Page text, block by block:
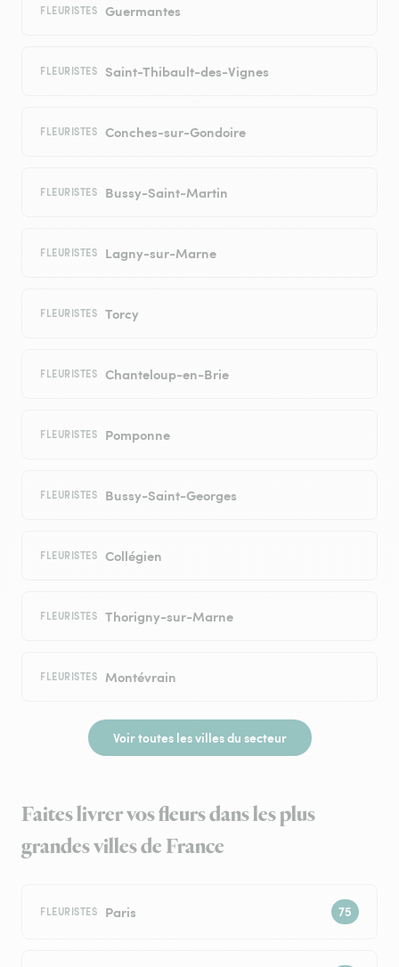
FLEURISTES Guermantes
FLEURISTES Saint-Thibault-des-Vignes
FLEURISTES Conches-sur-Gondoire
FLEURISTES Bussy-Saint-Martin
FLEURISTES Lagny-sur-Marne
FLEURISTES Torcy
FLEURISTES Chanteloup-en-Brie
FLEURISTES Pomponne
FLEURISTES Bussy-Saint-Georges
FLEURISTES Collégien
FLEURISTES Thorigny-sur-Marne
FLEURISTES Montévrain
Voir toutes les villes du secteur
Faites livrer vos fleurs dans les plus
grandes villes de France
FLEURISTES Paris